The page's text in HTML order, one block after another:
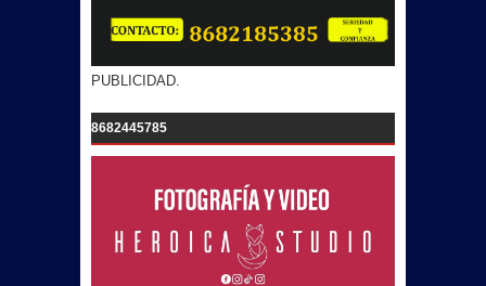
PUBLICIDAD.
8682445785